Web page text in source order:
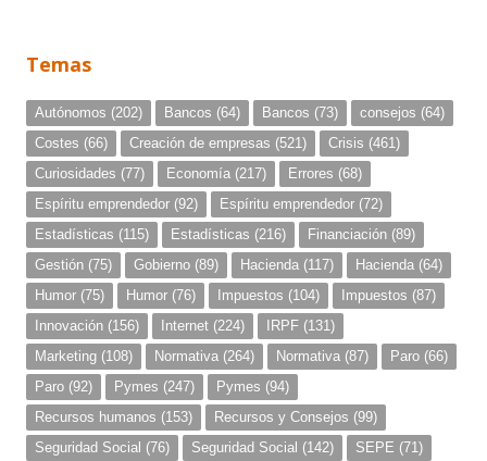
Temas
Autónomos (202) Bancos (64) Bancos (73) consejos (64)
Costes (66) Creación de empresas (521) Crisis (461)
Curiosidades (77) Economía (217) Errores (68)
Espíritu emprendedor (92) Espíritu emprendedor (72)
Estadísticas (115) Estadísticas (216) Financiación (89)
Gestión (75) Gobierno (89) Hacienda (117) Hacienda (64)
Humor (75) Humor (76) Impuestos (104) Impuestos (87)
Innovación (156) Internet (224) IRPF (131)
Marketing (108) Normativa (264) Normativa (87) Paro (66)
Paro (92) Pymes (247) Pymes (94)
Recursos humanos (153) Recursos y Consejos (99)
Seguridad Social (76) Seguridad Social (142) SEPE (71)